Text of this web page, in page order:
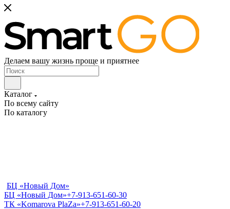
Делаем вашу жизнь проще и приятнее
Каталог
По всему сайту
По каталогу
БЦ «Новый Дом»
БЦ «Новый Дом»+7-913-651-60-30
ТК «Komarova PlaZa»+7-913-651-60-20